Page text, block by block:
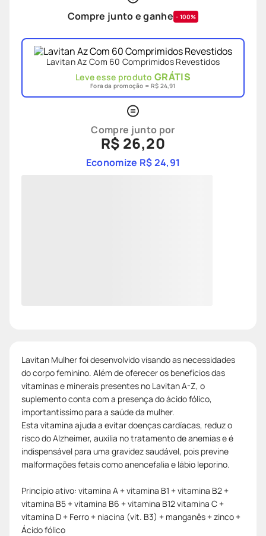
Compre junto e ganhe - 100%
Lavitan Az Com 60 Comprimidos Revestidos
Leve esse produtoGRÁTIS
Fora da promoção = R$ 24,91
Compre junto por
R$ 26,20
Economize R$ 24,91
Lavitan Mulher foi desenvolvido visando as necessidades
do corpo feminino. Além de oferecer os benefícios das
vitaminas e minerais presentes no Lavitan A-Z, o
suplemento conta com a presença do ácido fólico,
importantíssimo para a saúde da mulher.
Esta vitamina ajuda a evitar doenças cardíacas, reduz o
risco do Alzheimer, auxilia no tratamento de anemias e é
indispensável para uma gravidez saudável, pois previne
malformações fetais como anencefalia e lábio leporino.
Princípio ativo: vitamina A + vitamina B1 + vitamina B2 +
vitamina B5 + vitamina B6 + vitamina B12 vitamina C +
vitamina D + Ferro + niacina (vit. B3) + manganês + zinco +
Ácido fólico